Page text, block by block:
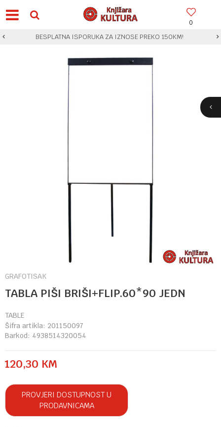
0
BESPLATNA ISPORUKA ZA IZNOSE PREKO 150KM!
GRAFOTISAK
TABLA PIŠI BRIŠI+FLIP.60*90 JEDN
TABLE
Šifra artikla: 201150097
Barkod: 4938514320054
120,30 KM
PROVJERI DOSTUPNOST U
PRODAVNICAMA